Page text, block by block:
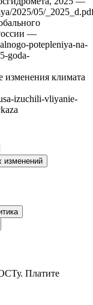
2025/05/
—
potepleniya-na-
goda-
климата
izuchili-vliyanie-
изменений
Платите